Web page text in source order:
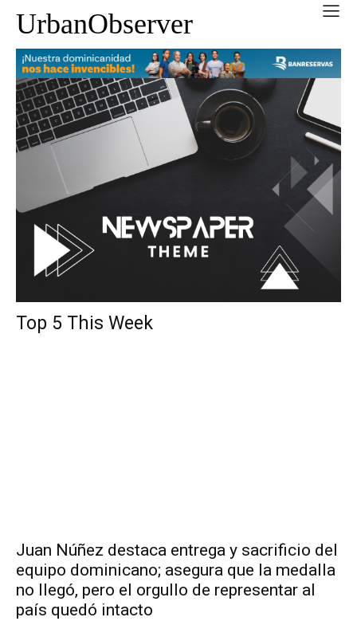
UrbanObserver
Top 5 This Week
Juan Núñez destaca entrega y sacrificio del
equipo dominicano; asegura que la medalla
no llegó, pero el orgullo de representar al
país quedó intacto